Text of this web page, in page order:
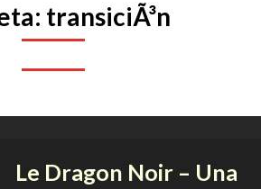
transiciÃ³n
Le Dragon Noir – Una